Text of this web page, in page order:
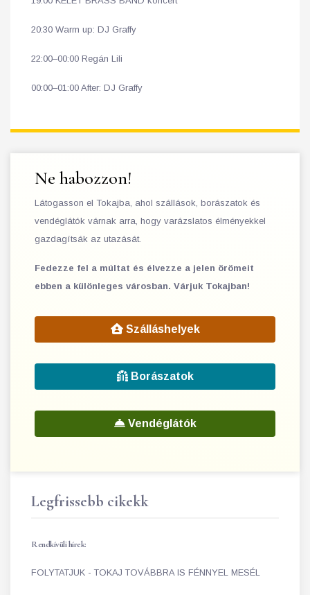
20:30 Warm up: DJ Graffy
22:00–00:00 Regán Lili
00:00–01:00 After: DJ Graffy
Ne habozzon!
Látogasson el Tokajba, ahol szállások, borászatok és
vendéglátók várnak arra, hogy varázslatos élményekkel
gazdagítsák az utazását.
Fedezze fel a múltat és élvezze a jelen örömeit
ebben a különleges városban. Várjuk Tokajban!
Szálláshelyek
Borászatok
Vendéglátók
Legfrissebb cikekk
Rendkívüli hírek:
FOLYTATJUK - TOKAJ TOVÁBBRA IS FÉNNYEL MESÉL